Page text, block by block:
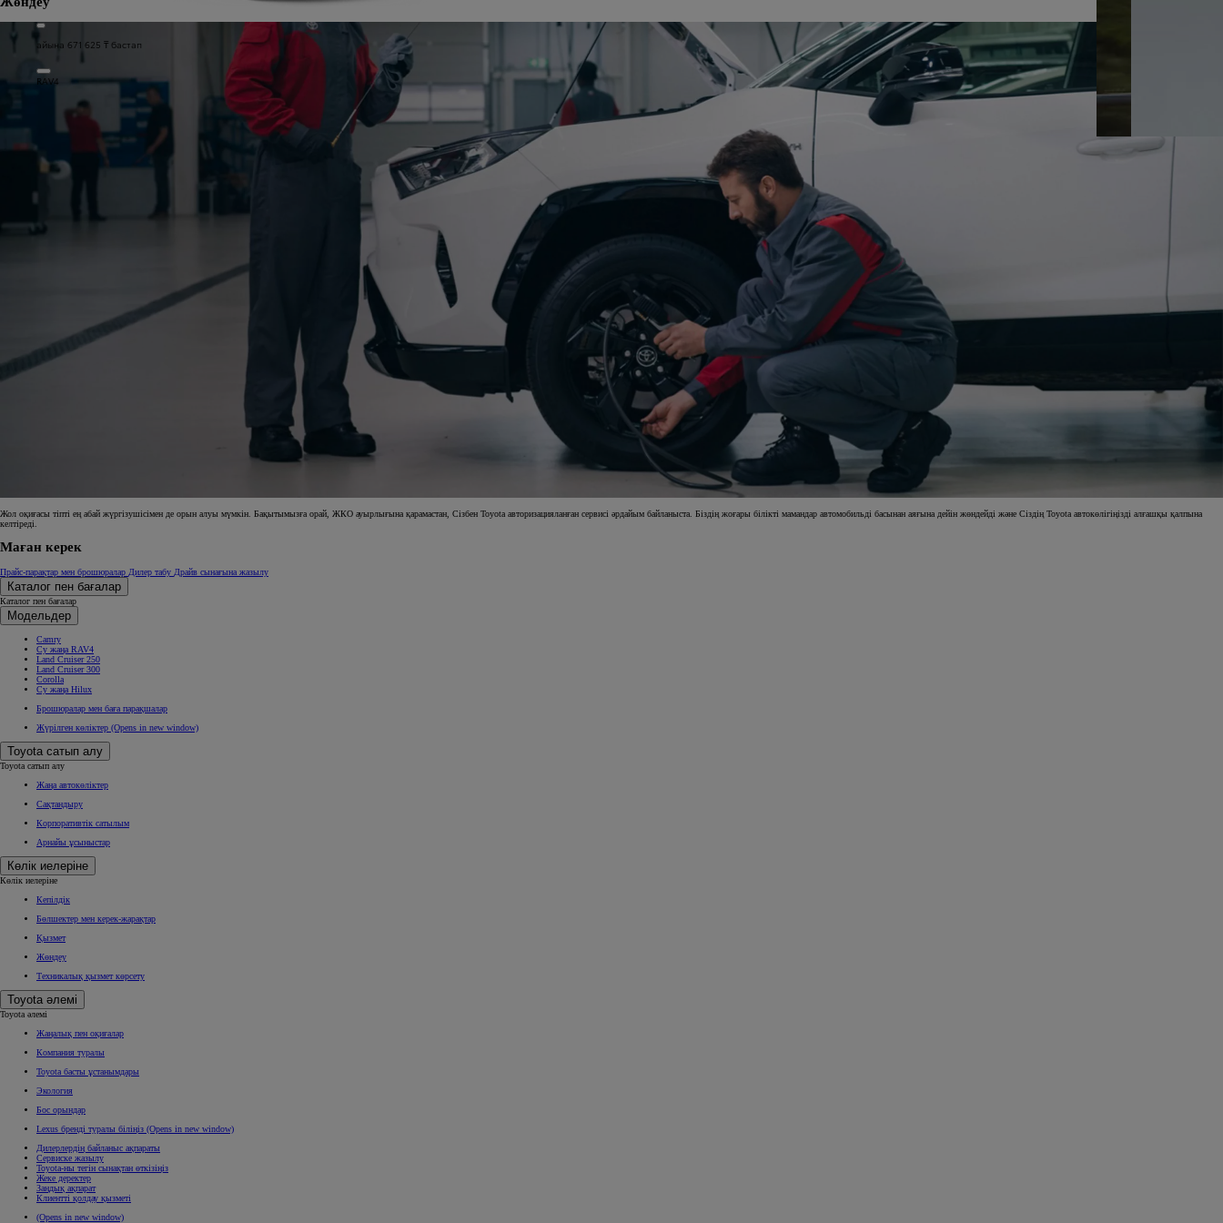
айына 671 625 ₸ бастап
RAV4
Жол оқиғасы тіпті ең абай жүргізушісімен де орын алуы мүмкін. Бақытымызға орай, ЖКО ауырлығына қарамастан, Сізбен Toyota авторизацияланған сервисі әрдайым байланыста. Біздің жоғары білікті мамандар автомобильді басынан аяғына дейін жөндейді және Сіздің Toyota автокөлігіңізді алғашқы қалпына
келтіреді.
Маған керек
Прайс-парақтар мен брошюралар Дилер табу Драйв сынағына жазылу
Каталог пен бағалар
Каталог пен бағалар
Модельдер
Camry
Су жаңа RAV4
Land Cruiser 250
Land Cruiser 300
Corolla
Су жаңа Hilux
Брошюралар мен баға парақшалар
Жүрілген көліктер (Opens in new window)
Toyota сатып алу
Toyota сатып алу
Жаңа автокөліктер
Сақтандыру
Корпоративтік сатылым
Арнайы ұсыныстар
Көлік иелеріне
Көлік иелеріне
Кепілдік
Бөлшектер мен керек-жарақтар
Қызмет
Жөндеу
Техникалық қызмет көрсету
Toyota әлемі
Toyota әлемі
Жаңалық пен оқиғалар
Компания туралы
Toyota басты ұстанымдары
Экология
Бос орындар
Lexus бренді туралы біліңіз (Opens in new window)
Дилерлердің байланыс ақпараты
Сервиске жазылу
Toyota-ны тегін сынақтан өткізіңіз
Жеке деректер
Заңдық ақпарат
Клиентті қолдау қызметі
(Opens in new window)